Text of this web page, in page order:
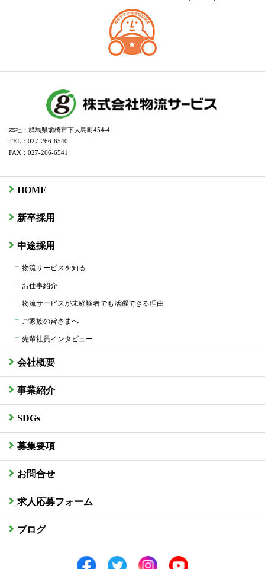
本社：群馬県前橋市下大島町454-4
TEL：027-266-6540
FAX：027-266-6541
HOME
新卒採用
中途採用
物流サービスを知る
お仕事紹介
物流サービスが未経験者でも活躍できる理由
ご家族の皆さまへ
先輩社員インタビュー
会社概要
事業紹介
SDGs
募集要項
お問合せ
求人応募フォーム
ブログ